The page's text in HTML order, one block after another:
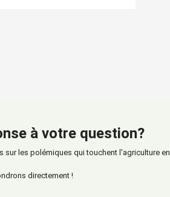
à votre question?
les polémiques qui touchent l'agriculture en
directement !